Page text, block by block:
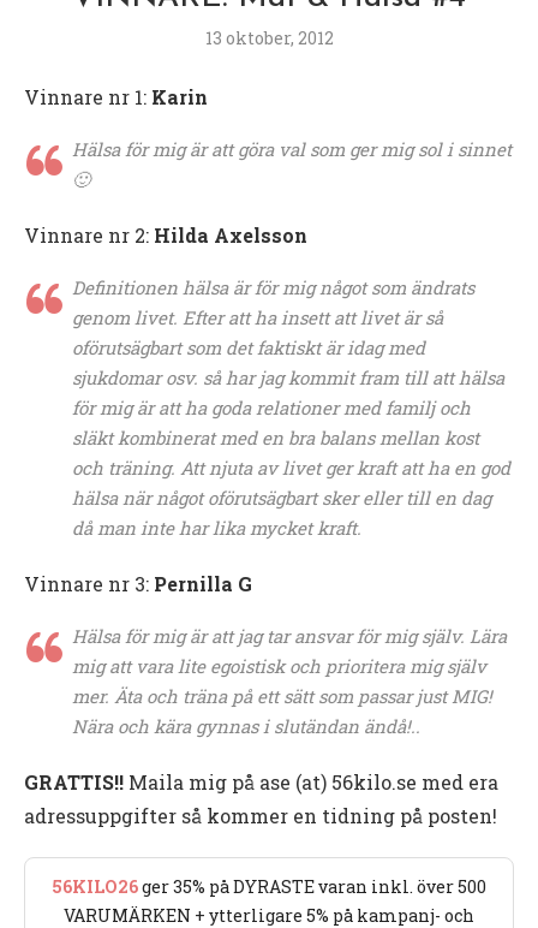
13 oktober, 2012
Vinnare nr 1: Karin
Hälsa för mig är att göra val som ger mig sol i sinnet
🙂
Vinnare nr 2: Hilda Axelsson
Definitionen hälsa är för mig något som ändrats
genom livet. Efter att ha insett att livet är så
oförutsägbart som det faktiskt är idag med
sjukdomar osv. så har jag kommit fram till att hälsa
för mig är att ha goda relationer med familj och
släkt kombinerat med en bra balans mellan kost
och träning. Att njuta av livet ger kraft att ha en god
hälsa när något oförutsägbart sker eller till en dag
då man inte har lika mycket kraft.
Vinnare nr 3: Pernilla G
Hälsa för mig är att jag tar ansvar för mig själv. Lära
mig att vara lite egoistisk och prioritera mig själv
mer. Äta och träna på ett sätt som passar just MIG!
Nära och kära gynnas i slutändan ändå!..
GRATTIS!! Maila mig på ase (at) 56kilo.se med era
adressuppgifter så kommer en tidning på posten!
56KILO26ger 35% på DYRASTE varan inkl. över 500
VARUMÄRKEN + ytterligare 5% på kampanj- och